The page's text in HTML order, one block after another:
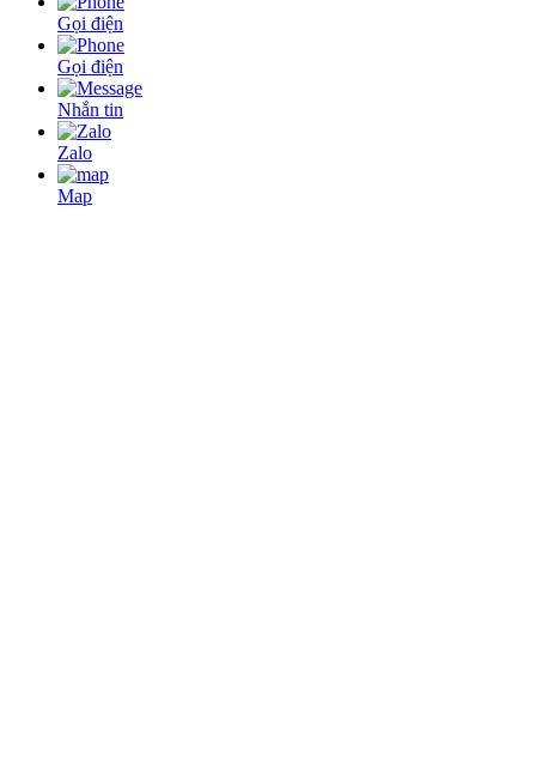
Gọi điện
Gọi điện
Nhắn tin
Zalo
Map